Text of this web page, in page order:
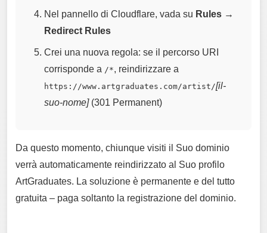
Nel pannello di Cloudflare, vada su Rules →
Redirect Rules
Crei una nuova regola: se il percorso URI
corrisponde a /*, reindirizzare a
https://www.artgraduates.com/artist/[il-
suo-nome](301 Permanent)
Da questo momento, chiunque visiti il Suo dominio
verrà automaticamente reindirizzato al Suo profilo
ArtGraduates. La soluzione è permanente e del tutto
gratuita – paga soltanto la registrazione del dominio.